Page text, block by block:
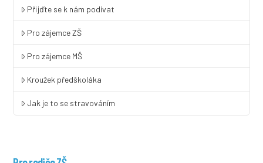
Přijďte se k nám podívat
Pro zájemce ZŠ
Pro zájemce MŠ
Kroužek předškoláka
Jak je to se stravováním